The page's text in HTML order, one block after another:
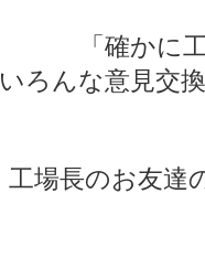
「確かに
いろんな意見交
工場長のお友達